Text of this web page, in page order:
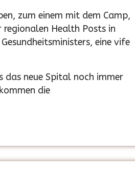
zum einem mit dem Camp,
Health Posts in
eine vife
das neue Spital noch immer
die